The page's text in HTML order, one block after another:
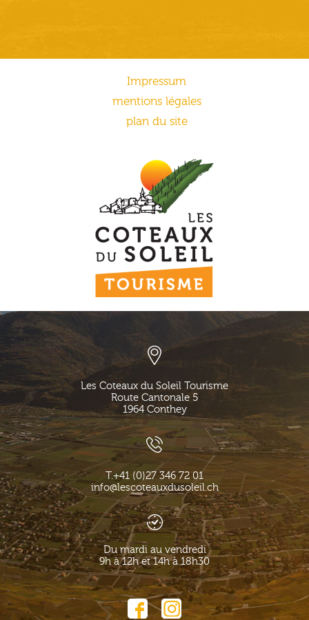
Impressum
mentions légales
plan du site
Les Coteaux du Soleil Tourisme
Route Cantonale 5
1964 Conthey
T.+41 (0)27 346 72 01
info@lescoteauxdusoleil.ch
Du mardi au vendredi
9h à 12h et 14h à 18h30